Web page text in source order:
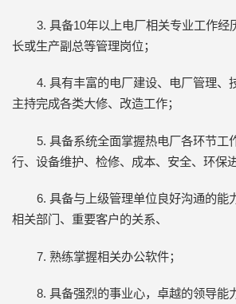
3. 具备10年以上电厂相关专业工作经
长或生产副总等管理岗位；
4. 具有丰富的电厂建设、电厂管理、
主持完成各类大修、改造工作；
5. 具备系统全面掌握热电厂各环节工
行、设备维护、检修、成本、安全、环保
6. 具备与上级管理单位良好沟通的能
相关部门、重要客户的关系、
7. 熟练掌握相关办公软件；
8. 具备强烈的事业心，卓越的领导能